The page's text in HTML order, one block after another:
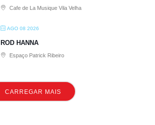
Cafe de La Musique Vila Velha
AGO 08 2026
ROD HANNA
Espaço Patrick Ribeiro
CARREGAR MAIS